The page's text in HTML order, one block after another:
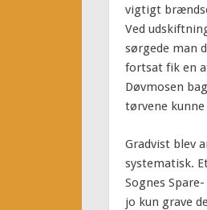
vigtigt
Ved
sørgede man
fortsat fik en
Døvmosen bag
tørvene
Gradvist blev
systematisk.
Sognes
jo kun grave